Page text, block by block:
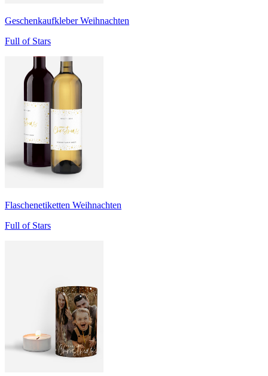
Geschenkaufkleber Weihnachten
Full of Stars
Flaschenetiketten Weihnachten
Full of Stars